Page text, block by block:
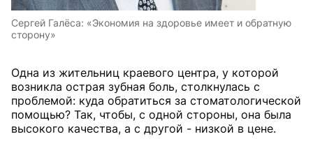
Сергей Галёса: «Экономия на здоровье имеет и обратную
сторону»
Одна из жительниц краевого центра, у которой
возникла острая зубная боль, столкнулась с
проблемой: куда обратиться за стоматологической
помощью? Так, чтобы, с одной стороны, она была
высокого качества, а с другой - низкой в цене.